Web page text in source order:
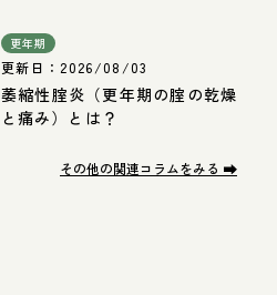
更年期
更新日： 2026/08/03
萎縮性腟炎（更年期の腟の乾燥
と痛み）とは？
その他の関連コラムをみる